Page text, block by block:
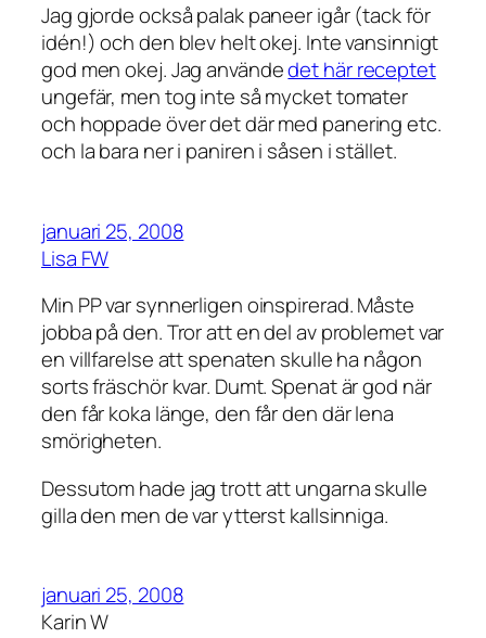
Jag gjorde också palak paneer igår (tack för
idén!) och den blev helt okej. Inte vansinnigt
god men okej. Jag användedet här receptet
ungefär, men tog inte så mycket tomater
och hoppade över det där med panering etc.
och la bara ner i paniren i såsen i stället.
januari 25, 2008
Lisa FW
Min PP var synnerligen oinspirerad. Måste
jobba på den. Tror att en del av problemet var
en villfarelse att spenaten skulle ha någon
sorts fräschör kvar. Dumt. Spenat är god när
den får koka länge, den får den där lena
smörigheten.
Dessutom hade jag trott att ungarna skulle
gilla den men de var ytterst kallsinniga.
januari 25, 2008
Karin W